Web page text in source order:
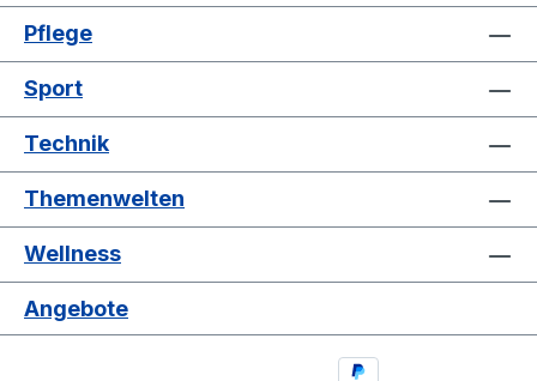
Pflege
Sport
Technik
Themenwelten
Wellness
Angebote